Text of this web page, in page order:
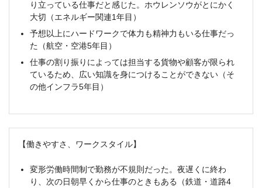
り立っている仕事だと感じた。ホウレンソウがとにかく
大切（エネルギー関連1年目）
予想以上にハードワークで体力も精神力もいる仕事だっ
た（航空・空港5年目）
仕事の割り振りによっては担当する貨物や顧客が限られ
ているため、広い知識を身につけることができない（そ
の他インフラ5年目）
【働きやすさ、ワークスタイル】
変形労働時間制で勤務が不規則だった。夜遅くに終わ
り、次の日朝早くから仕事のときもある（鉄道・道路4